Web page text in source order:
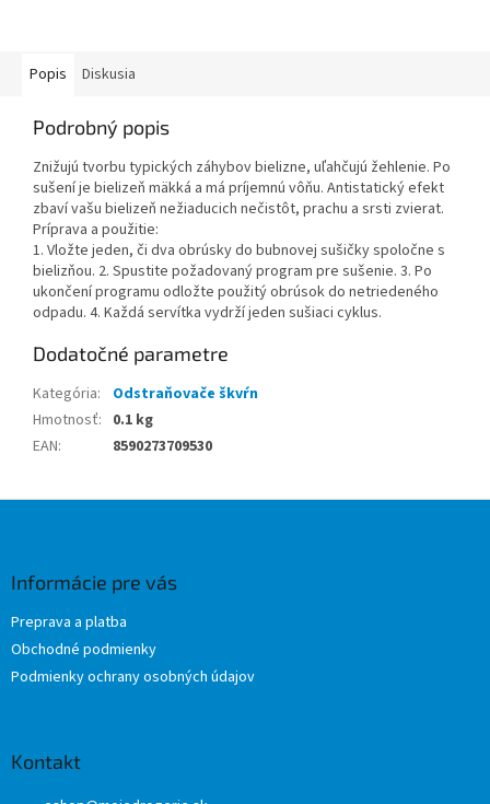
Popis
Diskusia
Podrobný popis
Znižujú tvorbu typických záhybov bielizne, uľahčujú žehlenie. Po
sušení je bielizeň mäkká a má príjemnú vôňu. Antistatický efekt
zbaví vašu bielizeň nežiaducich nečistôt, prachu a srsti zvierat.
Príprava a použitie:
1. Vložte jeden, či dva obrúsky do bubnovej sušičky spoločne s
bielizňou. 2. Spustite požadovaný program pre sušenie. 3. Po
ukončení programu odložte použitý obrúsok do netriedeného
odpadu. 4. Každá servítka vydrží jeden sušiaci cyklus.
Dodatočné parametre
Kategória:
Odstraňovače škvŕn
Hmotnosť: 0.1 kg
EAN: 8590273709530
Informácie pre vás
Preprava a platba
Obchodné podmienky
Podmienky ochrany osobných údajov
Kontakt